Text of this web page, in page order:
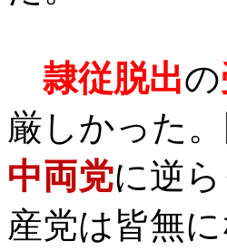
隷従脱出の
厳しかった
中両党に逆
産党は皆無